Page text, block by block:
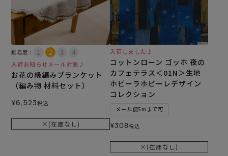
難易度：
入荷お知らせメール対象♪
お花の縁編みブランケット
（編み物 材料セット）
¥6,523税込
×(在庫なし)
入荷しました♪
コットンローン ゴッホ 夜の
カフェテラス＜01N＞生地
ホビーラホビーレデザイン
コレクション
メール便5mまで可
¥308税込
×(在庫なし)